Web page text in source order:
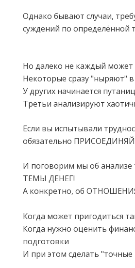
Однако бывают случаи,
суждений по определённой
Но далеко не каждый может
Некоторые сразу "ныряют"
У других начинается
Третьи анализируют
Если вы испытывали
обязательно
И поговорим мы об анализе
ТЕМЫ ДЕНЕГ!
А конкретно, об
Когда может пригодиться
Когда нужно оценить
подготовки
И при этом сделать "точные